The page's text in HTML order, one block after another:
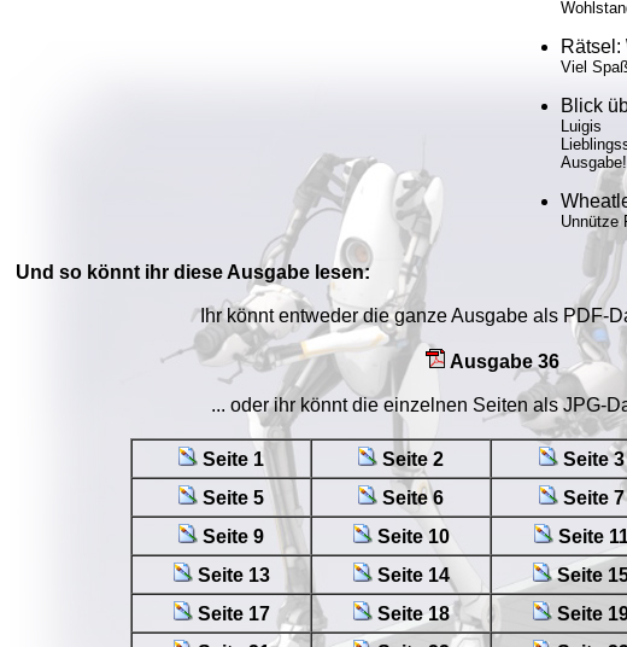
Rätsel:
Viel
Blick
Luigis
Ausgabe!
Unnütze
Und so könnt ihr diese Ausgabe lesen:
Ihr könnt entweder die ganze Ausgabe als PDF-
Ausgabe 36
... oder ihr könnt die einzelnen Seiten als JPG-
Seite 1 Seite 2 Seite 3
Seite 5
Seite 6 Seite 7
Seite 9
Seite 10 Seite
Seite 13
Seite 14 Seite
Seite 17
Seite 18 Seite